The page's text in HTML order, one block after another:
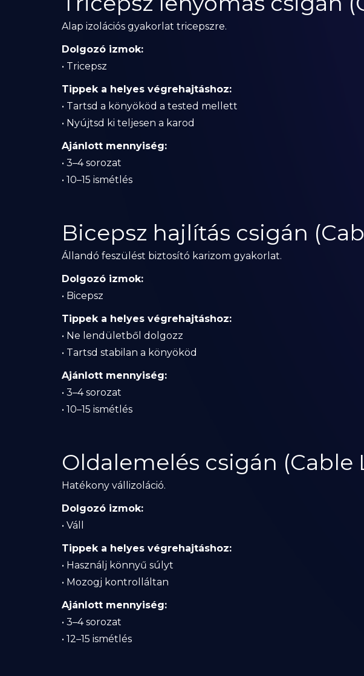
Alap izolációs gyakorlat tricepszre.
Dolgozó izmok:
• Tricepsz
Tippek a helyes végrehajtáshoz:
• Tartsd a könyököd a tested mellett
• Nyújtsd ki teljesen a karod
Ajánlott mennyiség:
• 3–4 sorozat
• 10–15 ismétlés
Bicepsz hajlítás csigán
Állandó feszülést biztosító karizom gyakorlat.
Dolgozó izmok:
• Bicepsz
Tippek a helyes végrehajtáshoz:
• Ne lendületből dolgozz
• Tartsd stabilan a könyököd
Ajánlott mennyiség:
• 3–4 sorozat
• 10–15 ismétlés
Oldalemelés csigán (Cable
Hatékony vállizoláció.
Dolgozó izmok:
• Váll
Tippek a helyes végrehajtáshoz:
• Használj könnyű súlyt
• Mozogj kontrolláltan
Ajánlott mennyiség:
• 3–4 sorozat
• 12–15 ismétlés